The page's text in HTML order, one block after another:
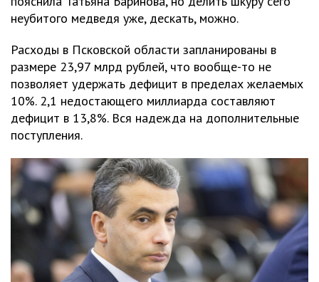
неубитого медведя уже, дескать, можно.
Расходы в Псковской области запланированы в
размере 23,97 млрд рублей, что вообще-то не
позволяет удержать дефицит в пределах желаемых
10%. 2,1 недостающего миллиарда составляют
дефицит в 13,8%. Вся надежда на дополнительные
поступления.